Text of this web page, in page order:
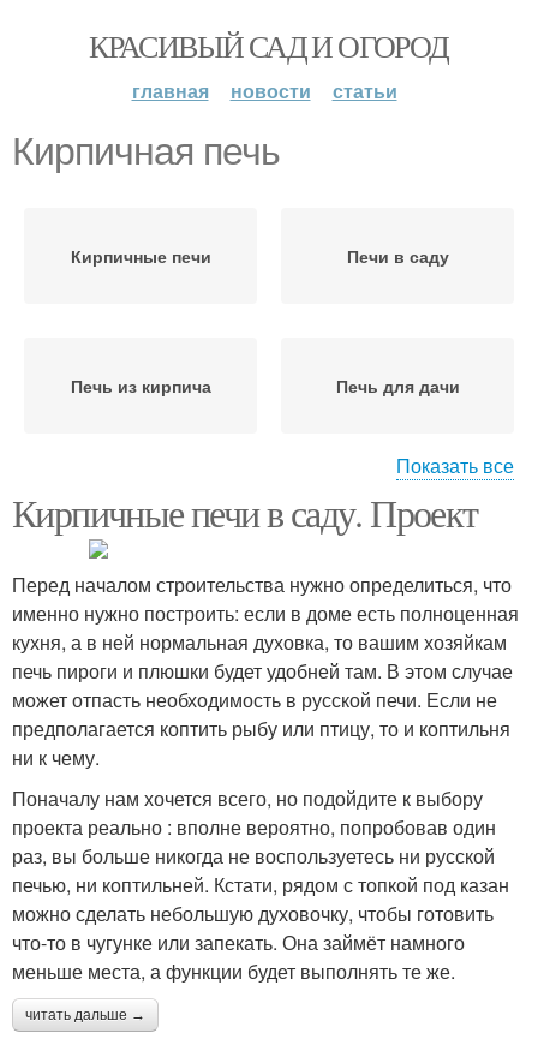
КРАСИВЫЙ САД И ОГОРОД
главная новости статьи
Кирпичная печь
Кирпичные печи Печи в саду
Печь из кирпича Печь для дачи
Кирпичные мини-печи Садовая печь
Миниатюрная печь Печь из банки
Печь для бани
Простая печь Печи в бане
Банные печи
Показать все
Кирпичные печи в саду. Проект
Перед началом строительства нужно определиться, что
именно нужно построить: если в доме есть полноценная
кухня, а в ней нормальная духовка, то вашим хозяйкам
печь пироги и плюшки будет удобней там. В этом случае
может отпасть необходимость в русской печи. Если не
предполагается коптить рыбу или птицу, то и коптильня
ни к чему.
Поначалу нам хочется всего, но подойдите к выбору
проекта реально : вполне вероятно, попробовав один
раз, вы больше никогда не воспользуетесь ни русской
печью, ни коптильней. Кстати, рядом с топкой под казан
можно сделать небольшую духовочку, чтобы готовить
что-то в чугунке или запекать. Она займёт намного
меньше места, а функции будет выполнять те же.
читать дальше →